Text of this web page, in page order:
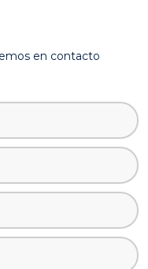
en contacto